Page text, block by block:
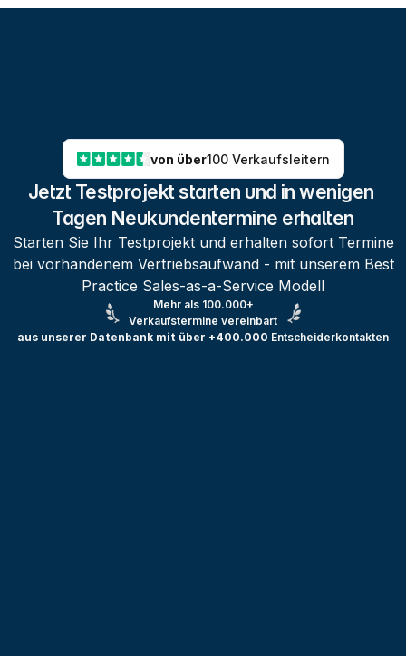
von über100 Verkaufsleitern
Jetzt Testprojekt starten und in wenigen
Tagen Neukundentermine erhalten
Starten Sie Ihr Testprojekt und erhalten sofort Termine
bei vorhandenem Vertriebsaufwand - mit unserem Best
Practice Sales-as-a-Service Modell
Mehr als 100.000+
Verkaufstermine vereinbart
aus unserer Datenbank mit über +400.000 Entscheiderkontakten